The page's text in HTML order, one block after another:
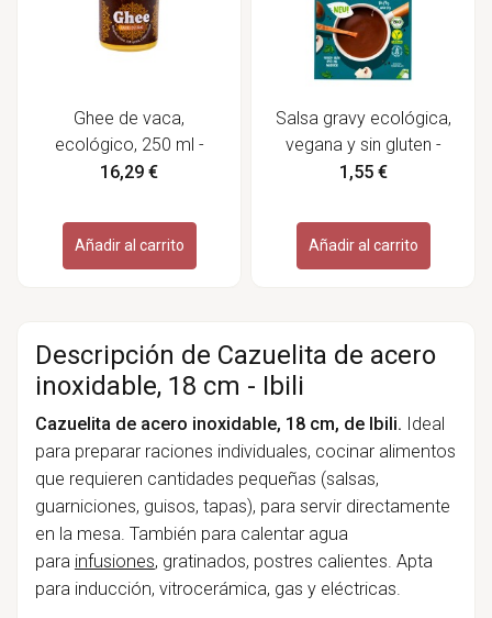
Ghee de vaca,
ecológico, 250 ml -
Caldes D´Estrac
16,29 €
Añadir al carrito
Salsa gravy ecológica,
vegana y sin gluten -
Biovegan
1,55 €
Añadir al carrito
Descripción de Cazuelita de acero
inoxidable, 18 cm - Ibili
Cazuelita de acero inoxidable, 18 cm, de Ibili. Ideal
para preparar raciones individuales, cocinar alimentos
que requieren cantidades pequeñas (salsas,
guarniciones, guisos, tapas), para servir directamente
en la mesa. También para calentar agua
para infusiones, gratinados, postres calientes. Apta
para inducción, vitrocerámica, gas y eléctricas.